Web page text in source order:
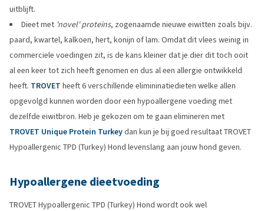
uitblijft.
Dieet met 'novel' proteins, zogenaamde nieuwe eiwitten zoals bijv.
paard, kwartel, kalkoen, hert, konijn of lam. Omdat dit vlees weinig in
commerciele voedingen zit, is de kans kleiner dat je dier dit toch ooit
al een keer tot zich heeft genomen en dus al een allergie ontwikkeld
heeft. TROVET heeft 6 verschillende elimininatiedieten welke allen
opgevolgd kunnen worden door een hypoallergene voeding met
dezelfde eiwitbron. Heb je gekozen om te gaan elimineren met
TROVET Unique Protein Turkeydan kun je bij goed resultaat TROVET
Hypoallergenic TPD (Turkey) Hond levenslang aan jouw hond geven.
Hypoallergene dieetvoeding
TROVET Hypoallergenic TPD (Turkey) Hond wordt ook wel